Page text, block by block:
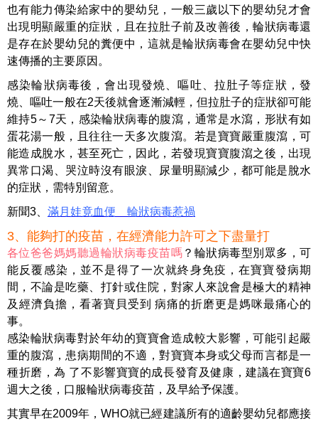
也有能力傳染給家中的嬰幼兒，一般三歲以下的嬰幼兒才會
出現明顯嚴重的症狀，且在拉肚子前及改善後，輪狀病毒還
是存在於嬰幼兒的糞便中，這就是輪狀病毒會在嬰幼兒中快
速傳播的主要原因。
感染輪狀病毒後，會出現發燒、嘔吐、拉肚子等症狀，發
燒、嘔吐一般在2天後就會逐漸減輕，但拉肚子的症狀卻可能
維持5～ 7天，感染輪狀病毒的腹瀉，通常是水瀉，形狀有如
蛋花湯一般，且往往一天多次腹瀉。若是寶寶嚴重腹瀉，可
能造成脫水，甚至死亡，因此，若發現寶寶腹瀉之後，出現
異常口渴、哭泣時沒有眼淚、尿量明顯減少，都可能是脫水
的症狀，需特別留意。
新聞3 滿月娃竟血便 輪狀病毒惹禍
3、能夠打的疫苗，在經濟能力許可之下盡量打
各位爸爸媽媽聽過輪狀病毒疫苗嗎 ？ 輪狀病毒型別眾多，可
能反覆感染，並不是得了一次就終身免疫，在寶寶發病期
間，不論是吃藥、打針或住院，對家人來說會是極大的精神
及經濟負擔，看著寶貝受到 病痛的折磨更是媽咪最痛心的
事。
感染輪狀病毒對於年幼的寶寶會造成較大影響，可能引起嚴
重的腹瀉，患病期間的不適，對寶寶本身或父母而言都是一
種折磨，為 了不影響寶寶的成長發育及健康，建議在寶寶6
週大之後，口服輪狀病毒疫苗，及早給予保護。
其實早在2009年，WHO就已經建議所有的適齡嬰幼兒都應接